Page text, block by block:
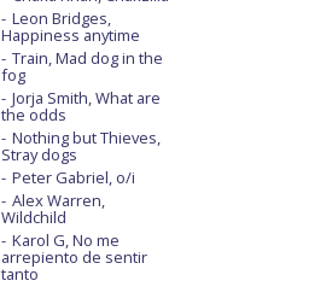
Leon Bridges,
Happiness anytime
Train, Mad dog in the
fog
Jorja Smith, What are
the odds
Nothing but Thieves,
Stray dogs
Peter Gabriel, o/i
Alex Warren,
Wildchild
Karol G, No me
arrepiento de sentir
tanto